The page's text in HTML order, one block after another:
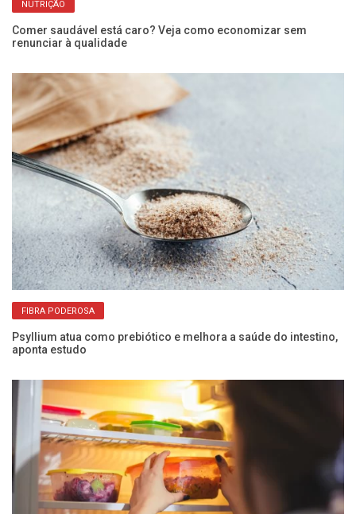
NUTRIÇÃO
Comer saudável está caro? Veja como economizar sem
renunciar à qualidade
FIBRA PODEROSA
Psyllium atua como prebiótico e melhora a saúde do intestino,
aponta estudo